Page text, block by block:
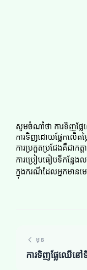
សូមចំណាំថា ការទិញផ្លែ
ការទិញដោយផ្អែកលើត
ការប្រកួតប្រជែងគឺជាក
ការប្រៀបធៀបទីកន្លែង
ក្នុងករណីដែលអ្នកមាន
មុន
ការទិញផ្លែឈើនៅ